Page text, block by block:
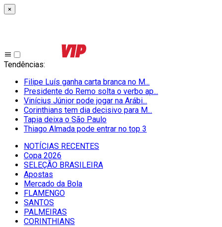
×
Tendências:
Filipe Luís ganha carta branca no M...
Presidente do Remo solta o verbo ap...
Vinícius Júnior pode jogar na Arábi...
Corinthians tem dia decisivo para M...
Tapia deixa o São Paulo
Thiago Almada pode entrar no top 3
NOTÍCIAS RECENTES
Copa 2026
SELEÇÃO BRASILEIRA
Apostas
Mercado da Bola
FLAMENGO
SANTOS
PALMEIRAS
CORINTHIANS